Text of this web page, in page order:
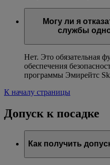
Могу ли я
службы
Нет. Это обязательная
обеспечения
программы Эмирейтс
К началу страницы
Допуск к посадке
Как получить